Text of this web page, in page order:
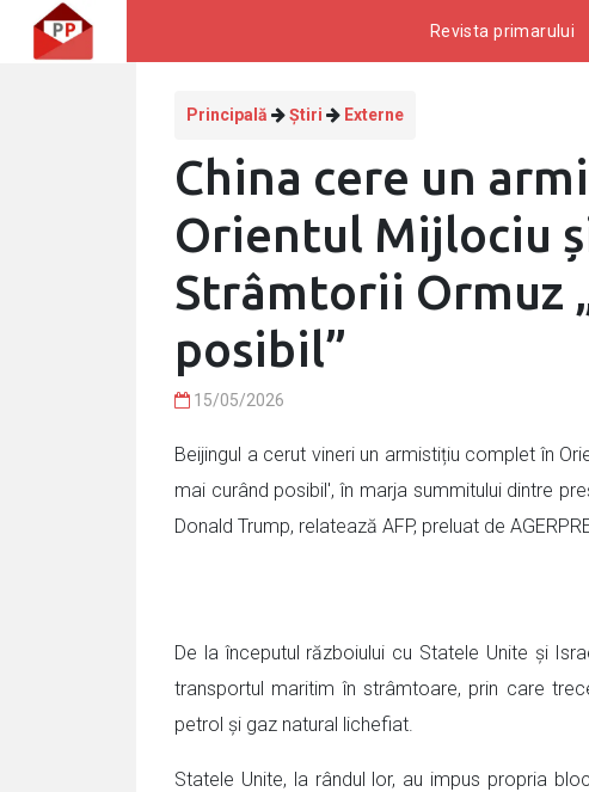
Revista primarului
Principală Știri Externe
China cere un
Orientul Mijlociu
Strâmtorii Ormuz
posibil”
15/05/2026
Beijingul a cerut vineri un armistițiu complet în
mai curând posibil', în marja summitului dintre
Donald Trump, relatează AFP, preluat de
De la începutul războiului cu Statele Unite și
transportul maritim în strâmtoare, prin care
petrol și gaz natural lichefiat.
Statele Unite, la rândul lor, au impus propria